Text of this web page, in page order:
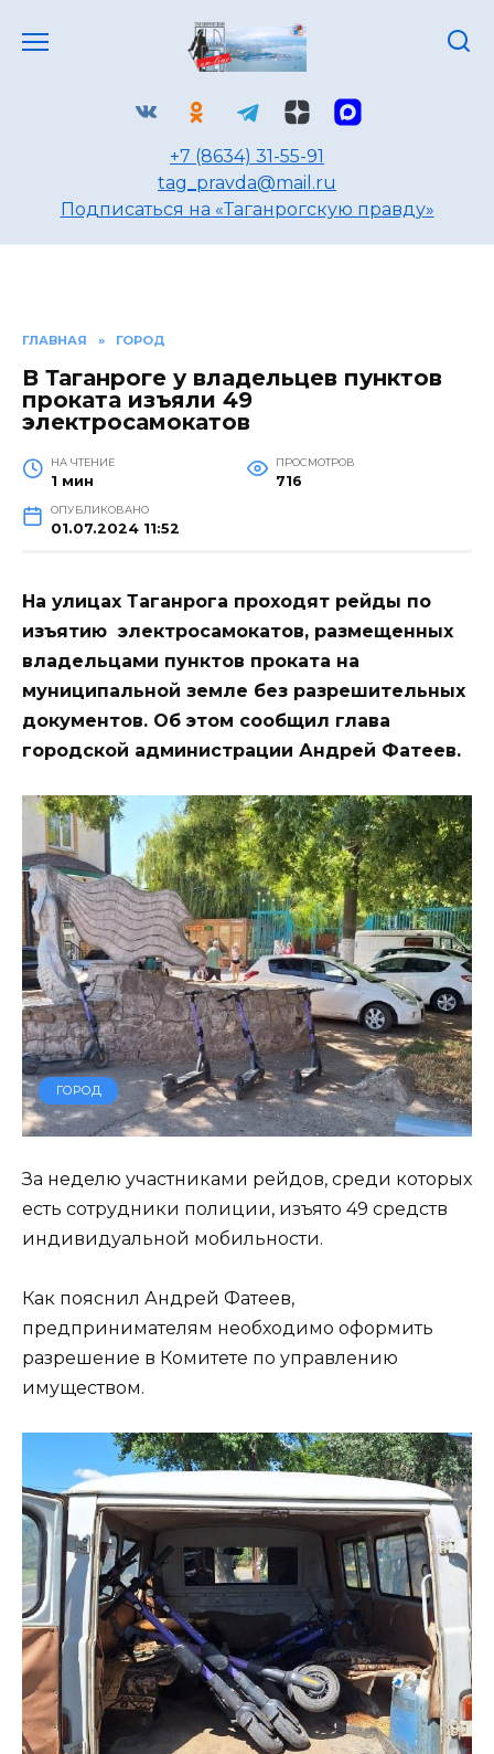
+7 (8634) 31-55-91
tag_pravda@mail.ru
Подписаться на «Таганрогскую правду»
ГЛАВНАЯ » ГОРОД
В Таганроге у владельцев пунктов
проката изъяли 49
электросамокатов
НА ЧТЕНИЕ
1 мин
ПРОСМОТРОВ
716
ОПУБЛИКОВАНО
01.07.2024 11:52
На улицах Таганрога проходят рейды по
изъятию электросамокатов, размещенных
владельцами пунктов проката на
муниципальной земле без разрешительных
документов. Об этом сообщил глава
городской администрации Андрей Фатеев.
ГОРОД
За неделю участниками рейдов, среди которых
есть сотрудники полиции, изъято 49 средств
индивидуальной мобильности.
Как пояснил Андрей Фатеев,
предпринимателям необходимо оформить
разрешение в Комитете по управлению
имуществом.